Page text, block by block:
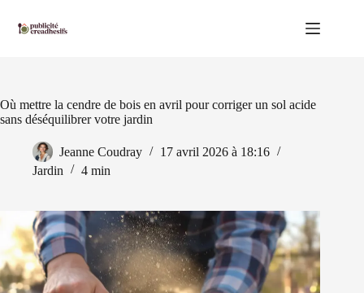
contenu
Où mettre la cendre de bois en avril pour corriger un sol acide
sans déséquilibrer votre jardin
Jeanne Coudray
17 avril 2026 à 18:16
Jardin
4 min